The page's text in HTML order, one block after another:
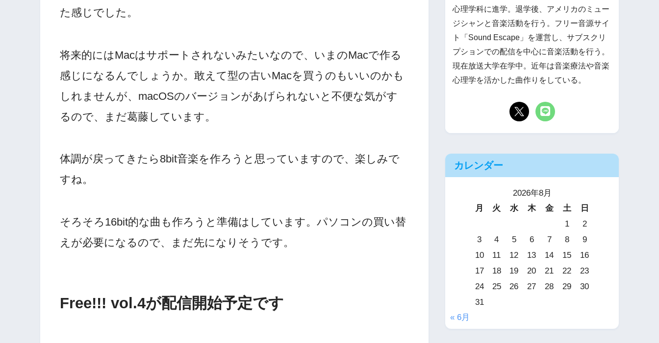
た感じでした。
将来的にはMacはサポートされないみたいなので、いまのMacで作る
感じになるんでしょうか。敢えて型の古いMacを買うのもいいのかも
しれませんが、macOSのバージョンがあげられないと不便な気がす
るので、まだ葛藤しています。
体調が戻ってきたら8bit音楽を作ろうと思っていますので、楽しみで
すね。
そろそろ16bit的な曲も作ろうと準備はしています。パソコンの買い替
えが必要になるので、まだ先になりそうです。
Free!!! vol.4が配信開始予定です
心理学科に進学。退学後、アメリカのミュー
ジシャンと音楽活動を行う。フリー音源サイ
ト「Sound Escape」を運営し、サブスクリ
プションでの配信を中心に音楽活動を行う。
現在放送大学在学中。近年は音楽療法や音楽
心理学を活かした曲作りをしている。
カレンダー
2026年8月
月
火 水 木 金 土
日
1
2
3
4 5 6 7 8
9
10
11 12 13 14 15
16
17
18 19 20 21 22
23
24
25 26 27 28 29
30
31
« 6月